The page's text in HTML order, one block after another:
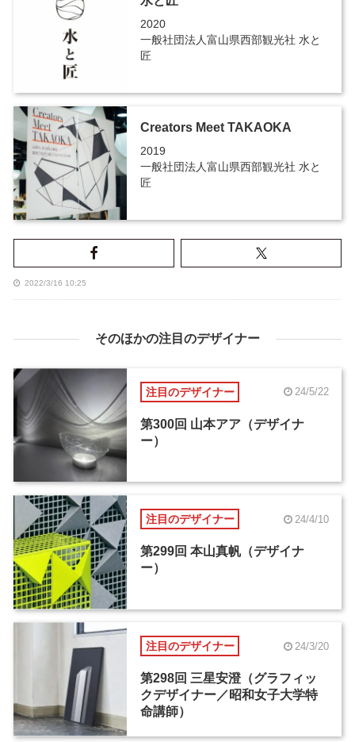
2020
一般社団法人富山県西部観光社 水と
匠
Creators Meet TAKAOKA
2019
一般社団法人富山県西部観光社 水と
匠
2022/3/16 10:25
そのほかの注目のデザイナー
注目のデザイナー 24/5/22
第300回 山本アア（デザイナ
ー）
注目のデザイナー 24/4/10
第299回 本山真帆（デザイナ
ー）
注目のデザイナー 24/3/20
第298回 三星安澄（グラフィッ
クデザイナー／昭和女子大学特
命講師）